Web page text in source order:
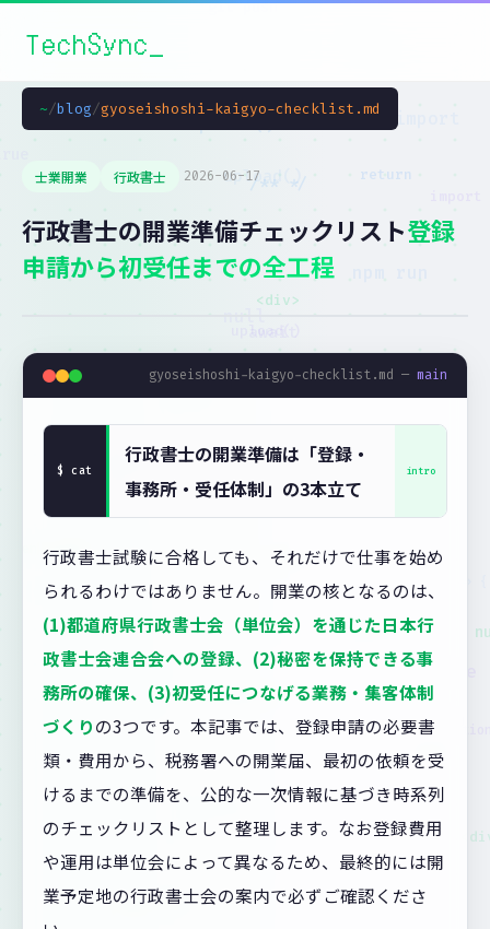
TechSync
~/blog/gyoseishoshi-kaigyo-checklist.md
士業開業 行政書士 2026-06-17
行政書士の開業準備チェックリスト登録
申請から初受任までの全工程
gyoseishoshi-kaigyo-checklist.md — main
行政書士の開業準備は「登録・
事務所・受任体制」の3本立て
行政書士試験に合格しても、それだけで仕事を始め
られるわけではありません。開業の核となるのは、
(1)都道府県行政書士会（単位会）を通じた日本行
政書士会連合会への登録、(2)秘密を保持できる事
務所の確保、(3)初受任につなげる業務・集客体制
づくりの3つです。本記事では、登録申請の必要書
類・費用から、税務署への開業届、最初の依頼を受
けるまでの準備を、公的な一次情報に基づき時系列
のチェックリストとして整理します。なお登録費用
や運用は単位会によって異なるため、最終的には開
業予定地の行政書士会の案内で必ずご確認くださ